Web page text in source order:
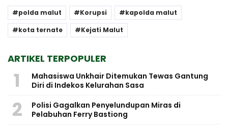
polda malut Korupsi
kapolda malut
kota ternate
Kejati Malut
ARTIKEL TERPOPULER
1
Mahasiswa Unkhair Ditemukan Tewas Gantung
Diri di Indekos Kelurahan Sasa
2
Polisi Gagalkan Penyelundupan Miras di
Pelabuhan Ferry Bastiong